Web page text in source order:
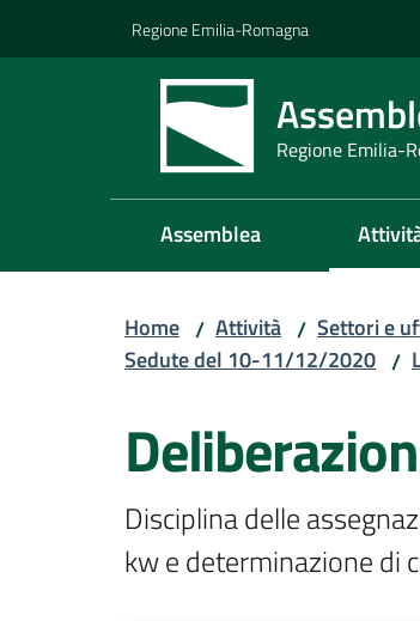
Regione Emilia-Romagna
Regione Emilia-
Assemblea
Home / Attività / Settori e
Sedute del 10-11/12/2020 /
Disciplina delle
kw e determinazione di